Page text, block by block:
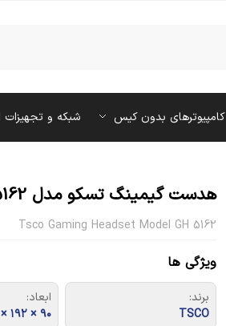
کامپیوترهای بدون کیس شبکه و تجهیزات
هدست گیمینگ تسکو مدل GH 5162
Tsco Gaming Headset Model GH 5162
ویژگی ها
برند:
TSCO
ابعاد:
۹۰ × ۱۹۲ × ۲۱۳ میلی‌متر